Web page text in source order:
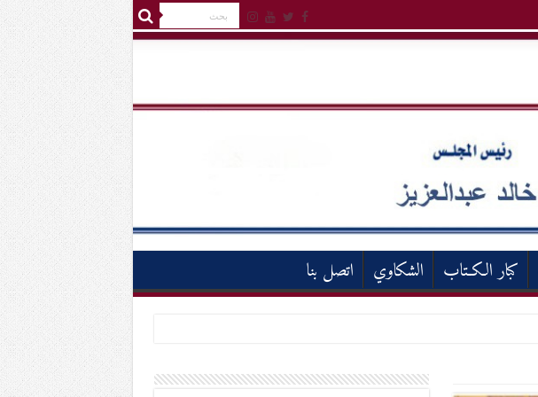
كبار الكـتاب الشكاوي اتصل بنا